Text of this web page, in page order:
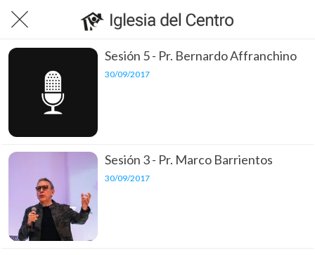
Sesión 5 - Pr. Bernardo Affranchino
30/09/2017
Sesión 3 - Pr. Marco Barrientos
30/09/2017